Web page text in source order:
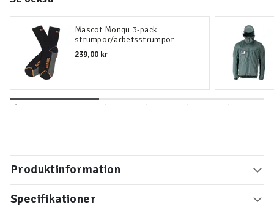
Mascot Mongu 3-pack
strumpor/arbetsstrumpor
239,00 kr
Produktinformation
Specifikationer